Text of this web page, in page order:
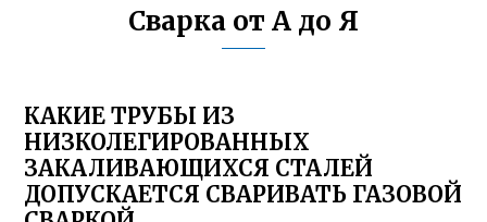
Сварка от А до Я
КАКИЕ ТРУБЫ ИЗ
НИЗКОЛЕГИРОВАННЫХ
ЗАКАЛИВАЮЩИХСЯ СТАЛЕЙ
ДОПУСКАЕТСЯ СВАРИВАТЬ ГАЗОВОЙ